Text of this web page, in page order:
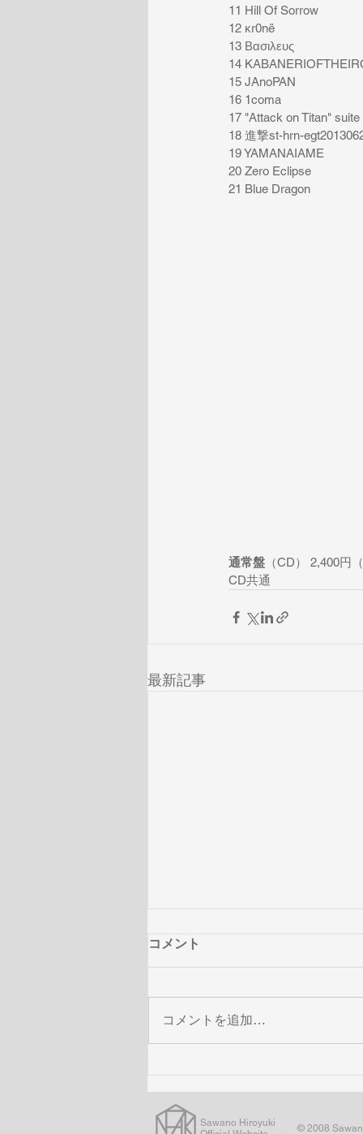
11 Hill Of Sorrow
12 κr0nё
13 Βασιλευς
14
15 JAnoPAN
16 1coma
17 "Attack on Titan" suite
18 進撃st-hrn-
19 YAMANAIAME
20 Zero Eclipse
21 Blue Dragon
通常盤 （CD） 2,400円
CD共通
最新記事
GUNDAM - 機動戦士ガンダム
UC・NT・HATHAWAY
Concert -チケットプレイガイ
コメント
コメントを追加…
© 2008
Sawano Hiroyuki